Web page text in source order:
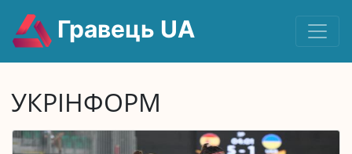
Гравець UA
УКРІНФОРМ